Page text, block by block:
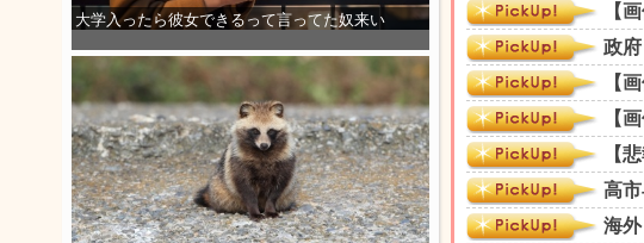
大学入ったら彼女できるって言ってた奴来い